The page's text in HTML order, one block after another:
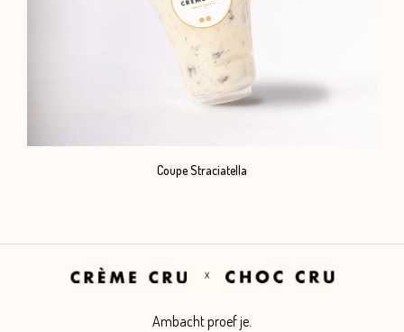
Coupe Straciatella
Ambacht proef je.